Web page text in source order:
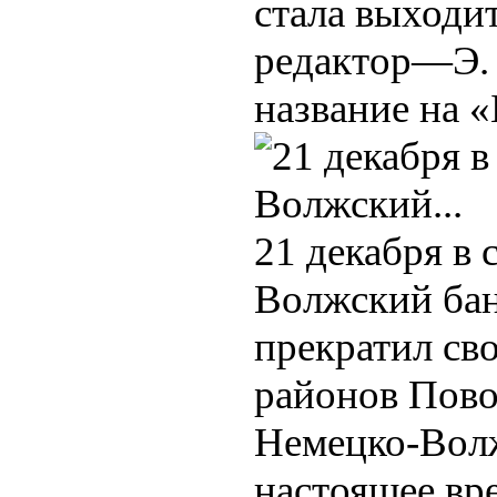
стала
редактор—Э.
название на
21 декабря в
Волжский
прекратил
районов
Немецко-